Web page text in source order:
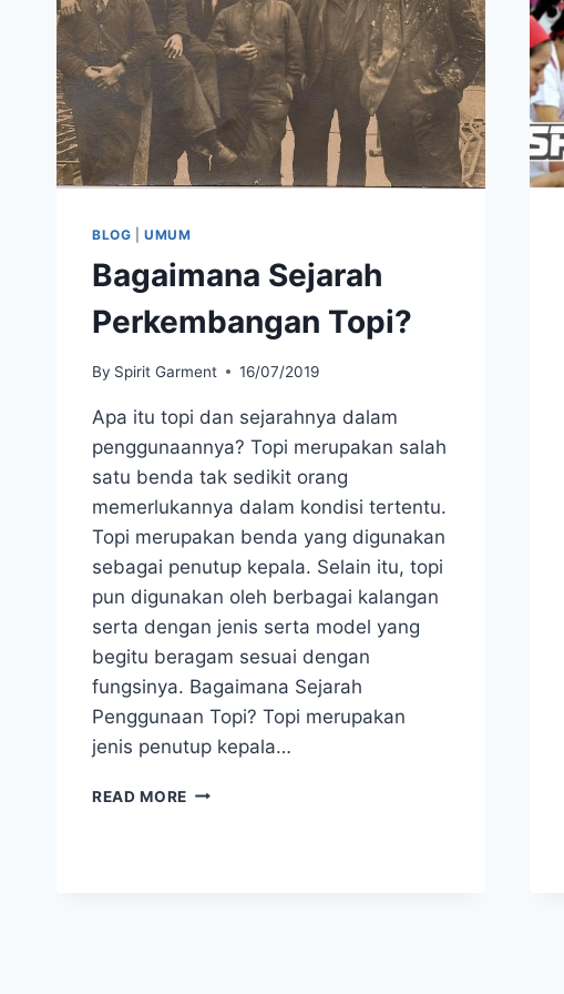
BLOG |UMUM
Bagaimana Sejarah
Perkembangan Topi?
By Spirit Garment 16/07/2019
Apa itu topi dan sejarahnya dalam
penggunaannya? Topi merupakan salah
satu benda tak sedikit orang
memerlukannya dalam kondisi tertentu.
Topi merupakan benda yang digunakan
sebagai penutup kepala. Selain itu, topi
pun digunakan oleh berbagai kalangan
serta dengan jenis serta model yang
begitu beragam sesuai dengan
fungsinya. Bagaimana Sejarah
Penggunaan Topi? Topi merupakan
jenis penutup kepala…
READ MORE BAGAIMANA